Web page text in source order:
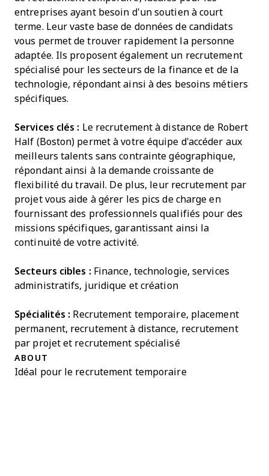
entreprises ayant besoin d'un soutien à court
terme. Leur vaste base de données de candidats
vous permet de trouver rapidement la personne
adaptée. Ils proposent également un recrutement
spécialisé pour les secteurs de la finance et de la
technologie, répondant ainsi à des besoins métiers
spécifiques.
Services clés : Le recrutement à distance de Robert
Half (Boston) permet à votre équipe d'accéder aux
meilleurs talents sans contrainte géographique,
répondant ainsi à la demande croissante de
flexibilité du travail. De plus, leur recrutement par
projet vous aide à gérer les pics de charge en
fournissant des professionnels qualifiés pour des
missions spécifiques, garantissant ainsi la
continuité de votre activité.
Secteurs cibles : Finance, technologie, services
administratifs, juridique et création
Spécialités : Recrutement temporaire, placement
permanent, recrutement à distance, recrutement
par projet et recrutement spécialisé
ABOUT
Idéal pour le recrutement temporaire